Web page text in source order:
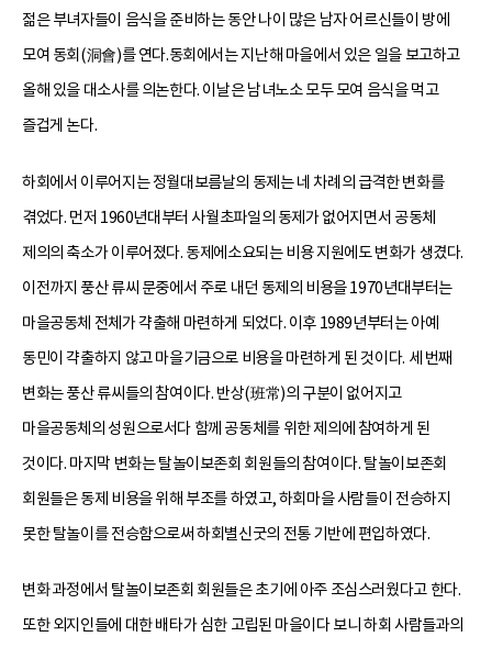
젊은 부녀자들이 음식을 준비하는 동안 나이 많은 남자 어르신들이 방에
모여 동회(洞會)를 연다.동회에서는 지난해 마을에서 있은 일을 보고하고
올해 있을 대소사를 의논한다. 이날은 남녀노소 모두 모여 음식을 먹고
즐겁게 논다.
하회에서 이루어지는 정월대보름날의 동제는 네 차례의 급격한 변화를
겪었다. 먼저 1960년대부터 사월초파일의 동제가 없어지면서 공동체
제의의 축소가 이루어졌다. 동제에소요되는 비용 지원에도 변화가 생겼다.
이전까지 풍산 류씨 문중에서 주로 내던 동제의 비용을 1970년대부터는
마을공동체 전체가 갹출해 마련하게 되었다. 이후 1989년부터는 아예
동민이 갹출하지 않고 마을기금으로 비용을 마련하게 된 것이다. 세 번째
변화는 풍산 류씨들의 참여이다. 반상(班常)의 구분이 없어지고
마을공동체의 성원으로서다 함께 공동체를 위한 제의에 참여하게 된
것이다. 마지막 변화는 탈놀이보존회 회원들의 참여이다. 탈놀이보존회
회원들은 동제 비용을 위해 부조를 하였고, 하회마을 사람들이 전승하지
못한 탈놀이를 전승함으로써 하회별신굿의 전통 기반에 편입하였다.
변화 과정에서 탈놀이보존회 회원들은 초기에 아주 조심스러웠다고 한다.
또한 외지인들에 대한 배타가 심한 고립된 마을이다 보니 하회 사람들과의